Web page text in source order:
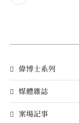
偉博士系列
媒體雜誌
案場記事